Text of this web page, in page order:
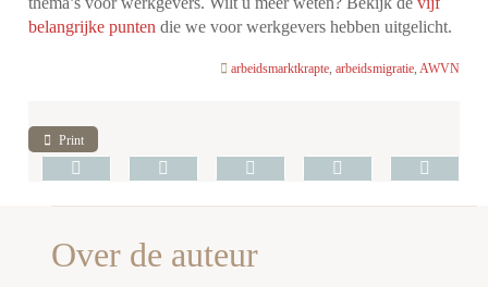
belangrijke punten die we voor werkgevers hebben uitgelicht.
arbeidsmarktkrapte, arbeidsmigratie, AWVN
Print
Over de auteur